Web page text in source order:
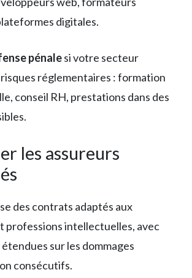
digitales.
pénalesi votre secteur
réglementaires : formation
conseil RH, prestations dans des
les assureurs
des contrats adaptés aux
professions intellectuelles, avec
sur les dommages
consécutifs.